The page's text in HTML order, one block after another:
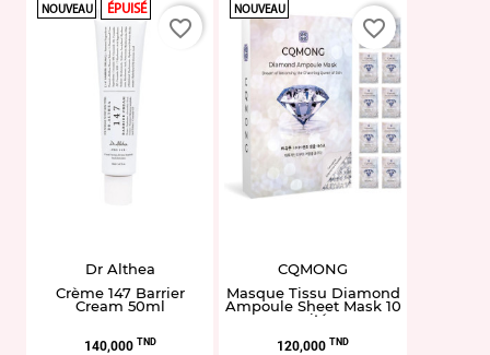
NOUVEAU ÉPUISÉ
Dr Althea
Crème 147 Barrier
Cream 50ml
Prix
140,000 TND
favorite_border
NOUVEAU
CQMONG
Masque Tissu Diamond
Ampoule Sheet Mask 10
unités
Prix
120,000 TND
favorite_border